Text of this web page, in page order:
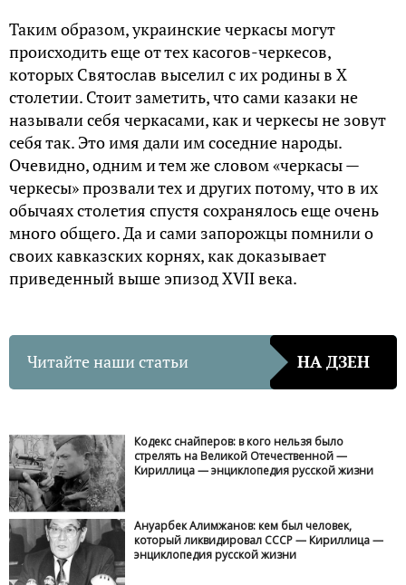
Таким образом, украинские черкасы могут
происходить еще от тех касогов-черкесов,
которых Святослав выселил с их родины в X
столетии. Стоит заметить, что сами казаки не
называли себя черкасами, как и черкесы не зовут
себя так. Это имя дали им соседние народы.
Очевидно, одним и тем же словом «черкасы —
черкесы» прозвали тех и других потому, что в их
обычаях столетия спустя сохранялось еще очень
много общего. Да и сами запорожцы помнили о
своих кавказских корнях, как доказывает
приведенный выше эпизод XVII века.
Читайте наши статьи НА ДЗЕН
Кодекс снайперов: в кого нельзя было
стрелять на Великой Отечественной —
Кириллица — энциклопедия русской жизни
Ануарбек Алимжанов: кем был человек,
который ликвидировал СССР — Кириллица —
энциклопедия русской жизни